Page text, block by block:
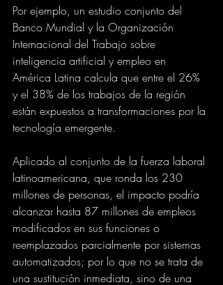
Por ejemplo, un estudio conjunto del
Banco Mundial y la Organización
Internacional del Trabajo sobre
inteligencia artificial y empleo en
América Latina calcula que entre el 26%
y el 38% de los trabajos de la región
están expuestos a transformaciones por la
tecnología emergente.
Aplicado al conjunto de la fuerza laboral
latinoamericana, que ronda los 230
millones de personas, el impacto podría
alcanzar hasta 87 millones de empleos
modificados en sus funciones o
reemplazados parcialmente por sistemas
automatizados; por lo que no se trata de
una sustitución inmediata, sino de una